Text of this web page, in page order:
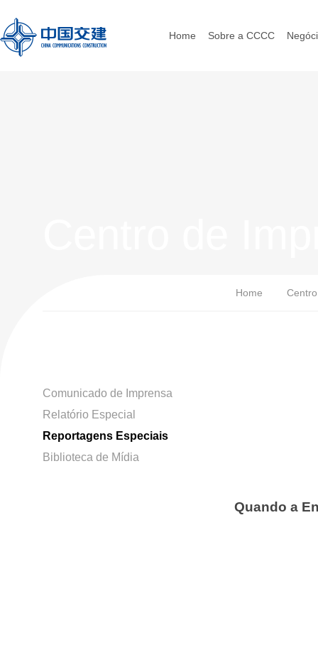
Home Sobre a CCCC
Home
Comunicado de Imprensa
Relatório Especial
Reportagens Especiais
Biblioteca de Mídia
Quando a